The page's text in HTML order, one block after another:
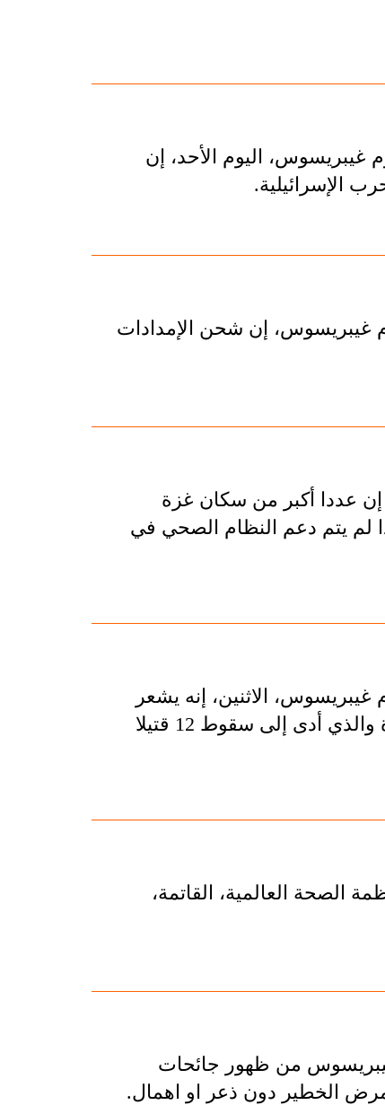
غيبريسوس، اليوم الأحد، إن
الإسرائيلية.
غيبريسوس، إن شحن الإمدادات
إن عددا أكبر من سكان غزة
لم يتم دعم النظام الصحي في
الاثنين، إنه يشعر
"بالفزع" من الهجوم على المستشفى الإندونيسي في غزة والذي أدى إلى سقوط 12 قتيلا
الصحة العالمية، القاتمة،
من ظهور جائحات
الخطير دون ذعر او اهمال.